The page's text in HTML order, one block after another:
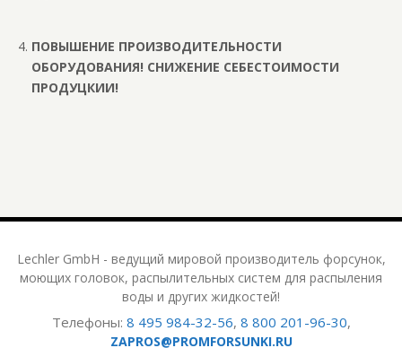
ПОВЫШЕНИЕ ПРОИЗВОДИТЕЛЬНОСТИ
ОБОРУДОВАНИЯ! СНИЖЕНИЕ СЕБЕСТОИМОСТИ
ПРОДУЦКИИ!
Lechler GmbH - ведущий мировой производитель форсунок,
моющих головок, распылительных систем для распыления
воды и других жидкостей!
Телефоны: 8 495 984-32-56, 8 800 201-96-30,
ZAPROS@PROMFORSUNKI.RU